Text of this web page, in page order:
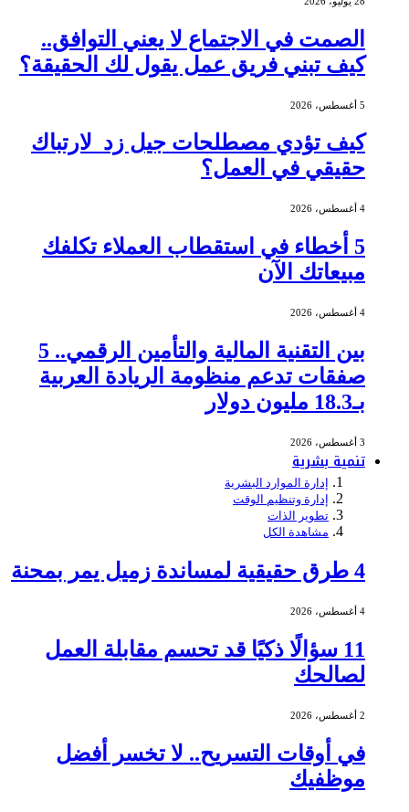
الصمت في الاجتماع لا يعني التوافق..
كيف تبني فريق عمل يقول لك الحقيقة؟
5 أغسطس، 2026
كيف تؤدي مصطلحات جيل زد لارتباك
حقيقي في العمل؟
4 أغسطس، 2026
5 أخطاء في استقطاب العملاء تكلفك
مبيعاتك الآن
4 أغسطس، 2026
بين التقنية المالية والتأمين الرقمي.. 5
صفقات تدعم منظومة الريادة العربية
بـ18.3 مليون دولار
3 أغسطس، 2026
تنمية بشرية
إدارة الموارد البشرية
إدارة وتنظيم الوقت
تطوير الذات
مشاهدة الكل
4 طرق حقيقية لمساندة زميل يمر بمحنة
4 أغسطس، 2026
11 سؤالًا ذكيًا قد تحسم مقابلة العمل
لصالحك
2 أغسطس، 2026
في أوقات التسريح.. لا تخسر أفضل
موظفيك